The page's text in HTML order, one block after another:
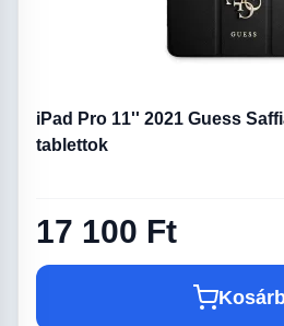
iPad Pro 11'' 2021 Guess
tablettok
17 100 Ft